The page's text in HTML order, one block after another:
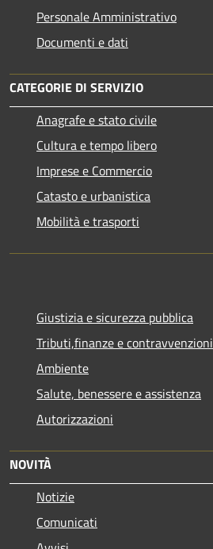
Personale Amministrativo
Documenti e dati
CATEGORIE DI SERVIZIO
Anagrafe e stato civile
Cultura e tempo libero
Imprese e Commercio
Catasto e urbanistica
Mobilità e trasporti
Giustizia e sicurezza pubblica
Tributi,finanze e contravvenzioni
Ambiente
Salute, benessere e assistenza
Autorizzazioni
NOVITÀ
Notizie
Comunicati